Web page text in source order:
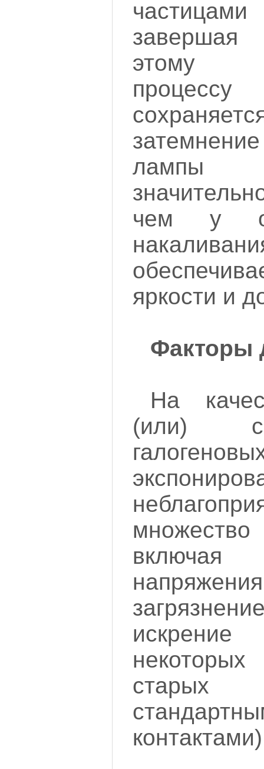
завершая
этому
лампы
чем у
яркости и
Факторы
На
(или)
искрение
старых